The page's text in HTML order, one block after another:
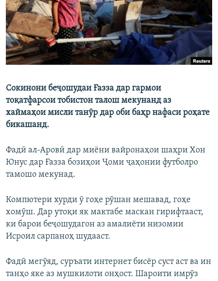
ГУЗОРИШҲОИ РАДИОӢ
Русский
ПАЙГИРӢ КУНЕД
Ҳамаи сомонаҳои RFE/RL
Сокинони беҷошудаи Ғазза дар гармои
тоқатфарсои тобистон талош мекунанд аз
хаймаҳои мисли танӯр дар оби баҳр нафаси роҳате
бикашанд.
Фадӣ ал-Аровӣ дар миёни вайронаҳои шаҳри Хон
Юнус дар Ғазза бозиҳои Ҷоми ҷаҳонии футболро
тамошо мекунад.
Компютери хурди ӯ гоҳе рӯшан мешавад, гоҳе
хомӯш. Дар утоқи як мактабе маскан гирифтааст,
ки барои беҷошудагон аз амалиёти низомии
Исроил сарпаноҳ шудааст.
Фадӣ мегӯяд, суръати интернет бисёр суст аст ва ин
танҳо яке аз мушкилоти онҳост. Шароити имрӯз